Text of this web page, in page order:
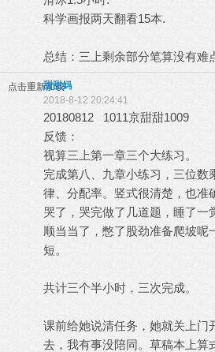
科学画报两天翻看15本.
总结：三上剩余部分笔算没有难
点击重新加载
甜甜妈
2018-8-12 20:24:41
20180812 1011京甜甜1009
反馈：
视算三上第一章三个大练习。
完成第八、九章小练习，三位数
律、分配率。竖式很清楚，也准
哭了，哭完做了几道题，睡了一
顺当当了，憋了股劲准备爬坡呢
短。
共计三个半小时，三次完成。
课前给她说清任务，她就关上门
去，我有事没陪同。草稿本上算